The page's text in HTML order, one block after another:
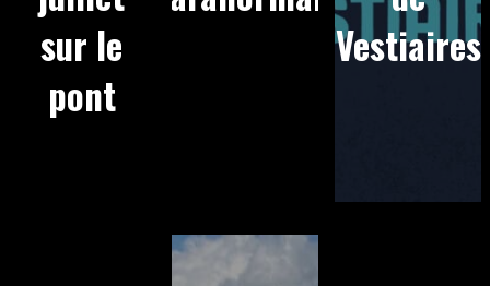
sur le
pont
Vestiaires